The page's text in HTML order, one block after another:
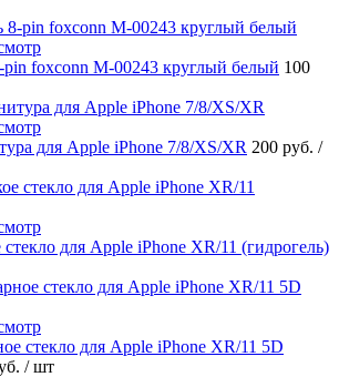
pin foxconn M-00243 круглый белый 100
для Apple iPhone 7/8/XS/XR 200 руб. /
стекло для Apple iPhone XR/11 (гидрогель)
стекло для Apple iPhone XR/11 5D
/ шт